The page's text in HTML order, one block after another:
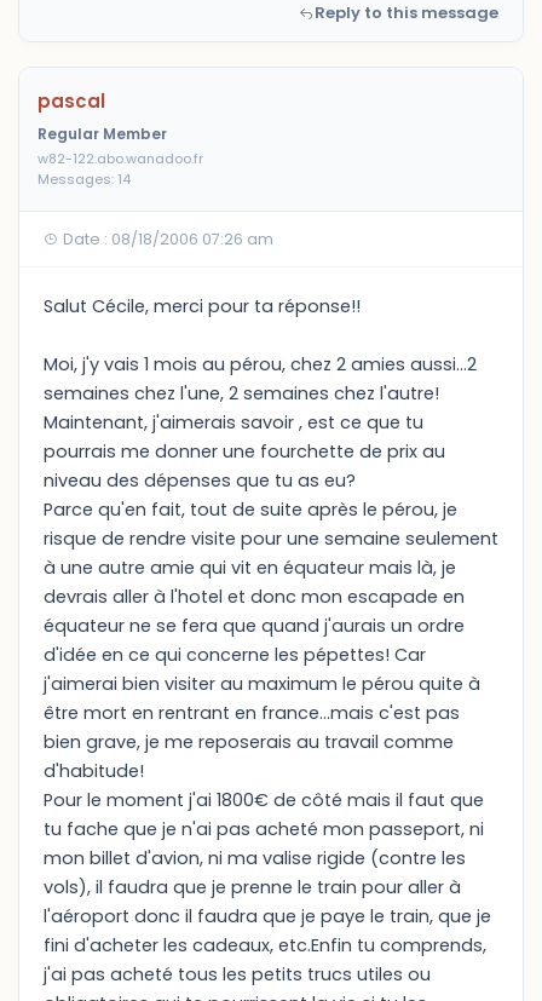
Reply to this message
pascal
Regular Member
w82-122.abo.wanadoo.fr
Messages: 14
Date : 08/18/2006 07:26 am
Salut Cécile, merci pour ta réponse!!
Moi, j'y vais 1 mois au pérou, chez 2 amies aussi...2
semaines chez l'une, 2 semaines chez l'autre!
Maintenant, j'aimerais savoir , est ce que tu
pourrais me donner une fourchette de prix au
niveau des dépenses que tu as eu?
Parce qu'en fait, tout de suite après le pérou, je
risque de rendre visite pour une semaine seulement
à une autre amie qui vit en équateur mais là, je
devrais aller à l'hotel et donc mon escapade en
équateur ne se fera que quand j'aurais un ordre
d'idée en ce qui concerne les pépettes! Car
j'aimerai bien visiter au maximum le pérou quite à
être mort en rentrant en france...mais c'est pas
bien grave, je me reposerais au travail comme
d'habitude!
Pour le moment j'ai 1800€ de côté mais il faut que
tu fache que je n'ai pas acheté mon passeport, ni
mon billet d'avion, ni ma valise rigide (contre les
vols), il faudra que je prenne le train pour aller à
l'aéroport donc il faudra que je paye le train, que je
fini d'acheter les cadeaux, etc.Enfin tu comprends,
j'ai pas acheté tous les petits trucs utiles ou